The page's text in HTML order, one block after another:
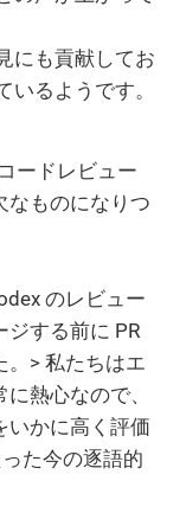
にも貢献してお
いるようです。
ードレビュー
なものになりつ
のレビュー
ジする前に PR
。> 私たちはエ
熱心なので、
いかに高く評価
た今の逐語的